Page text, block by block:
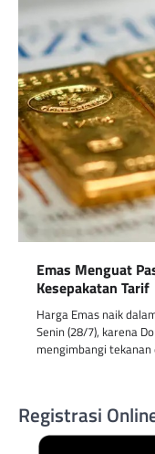
Emas Menguat
Kesepakatan Tarif
Harga Emas naik
Senin (28/7), karena
mengimbangi
Registrasi